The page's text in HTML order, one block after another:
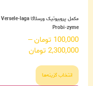
Probi-zyme
100,000 تومان–
2,300,000 تومان
انتخاب گزینه‌ها